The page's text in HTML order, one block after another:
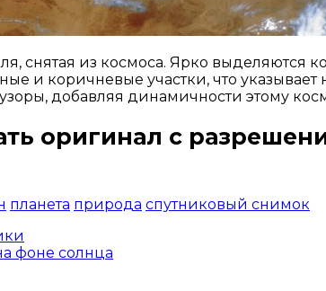
снятая из космоса. Ярко
и коричневые участки, что
узоры, добавляя динамичности этому
оригинал с
планета природа спутниковый снимок
фоне солнца